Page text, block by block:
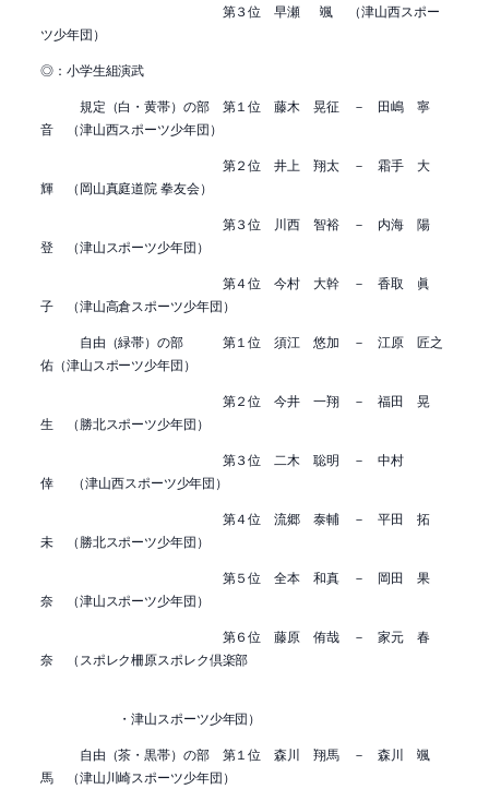
第３位 早瀬 颯 （津山西スポー
ツ少年団）
◎：小学生組演武
規定（白・黄帯）の部 第１位 藤木 晃征 － 田嶋 寧
音 （津山西スポーツ少年団）
第２位 井上 翔太 － 霜手 大
輝 （岡山真庭道院 拳友会）
第３位 川西 智裕 － 内海 陽
登 （津山スポーツ少年団）
第４位 今村 大幹 － 香取 眞
子 （津山高倉スポーツ少年団）
自由（緑帯）の部 第１位 須江 悠加 － 江原 匠之
佑（津山スポーツ少年団）
第２位 今井 一翔 － 福田 晃
生 （勝北スポーツ少年団）
第３位 二木 聡明 － 中村
倖 （津山西スポーツ少年団）
第４位 流郷 泰輔 － 平田 拓
未 （勝北スポーツ少年団）
第５位 全本 和真 － 岡田 果
奈 （津山スポーツ少年団）
第６位 藤原 侑哉 － 家元 春
奈 （スポレク柵原スポレク倶楽部
・津山スポーツ少年団）
自由（茶・黒帯）の部 第１位 森川 翔馬 － 森川 颯
馬 （津山川崎スポーツ少年団）